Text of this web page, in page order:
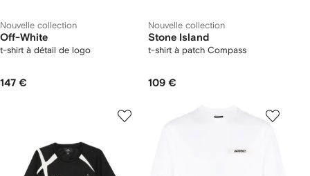
Nouvelle collection
Off-White
t-shirt à détail de logo
147 €
Nouvelle collection
Stone Island
t-shirt à patch Compass
109 €